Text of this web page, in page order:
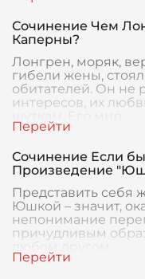
Сочинение Чем
Каперны?
Лонгрен, моряк,
гибели жены,
обитателей. Он нe
интересов, их
шуткам. Его мир
Сочинение Если
Произведение
Представить себя
Юшкой – значит,
непонимание
причудливым
любом другом,